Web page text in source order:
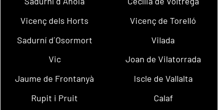
Vicenç dels Horts
Vicenç de Torelló
Sadurní d´Osormort
Vilada
Vic
Joan de Vilatorrada
Jaume de Frontanyà
Iscle de Vallalta
Rupit i Pruit
Calaf